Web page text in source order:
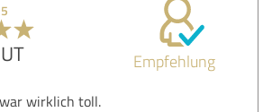
Empfehlung
wirklich toll.